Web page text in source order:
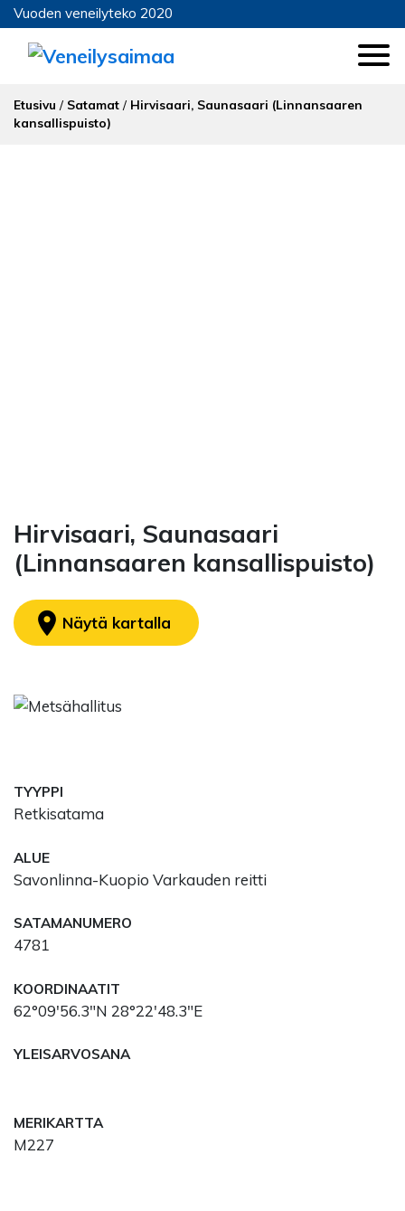
Vuoden veneilyteko 2020
Etusivu / Satamat / Hirvisaari, Saunasaari (Linnansaaren
kansallispuisto)
Hirvisaari, Saunasaari
(Linnansaaren kansallispuisto)
location_on Näytä kartalla
TYYPPI
Retkisatama
ALUE
Savonlinna-Kuopio Varkauden reitti
SATAMANUMERO
4781
KOORDINAATIT
62°09'56.3"N 28°22'48.3"E
YLEISARVOSANA
MERIKARTTA
M227